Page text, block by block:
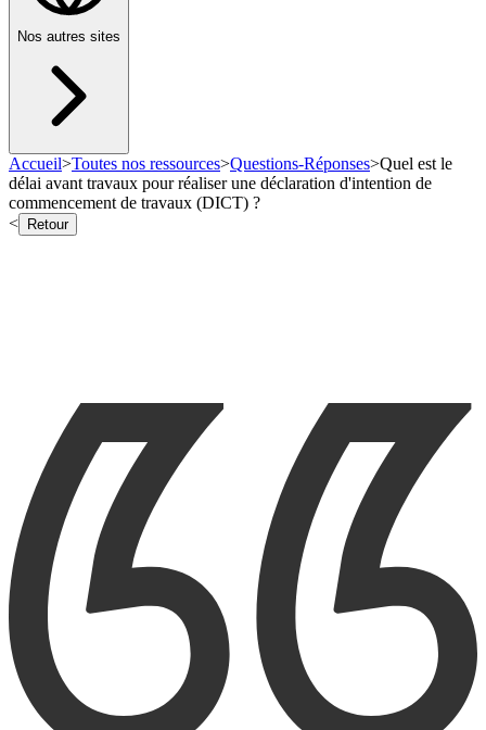
Nos autres sites
Accueil>Toutes nos ressources>Questions-Réponses>Quel est le
délai avant travaux pour réaliser une déclaration d'intention de
commencement de travaux (DICT) ?
<
Retour